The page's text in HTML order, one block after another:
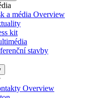
a média Overview
kit
stavby
Overview